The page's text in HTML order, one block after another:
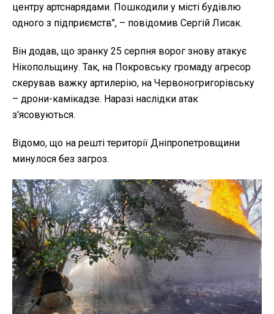
центру артснарядами. Пошкодили у місті будівлю
одного з підприємств", – повідомив Сергій Лисак.
Він додав, що зранку 25 серпня ворог знову атакує
Нікопольщину. Так, на Покровську громаду агресор
скерував важку артилерію, на Червоногригорівську
– дрони-камікадзе. Наразі наслідки атак
з'ясовуються.
Відомо, що на решті території Дніпропетровщини
минулося без загроз.